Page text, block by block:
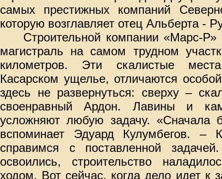
самых престижных компаний
которую возглавляет отец Альберта -
Строительной компании «Марс-
магистраль на самом трудном
километров. Эти скалистые
Касарском ущелье, отличаются
здесь не развернуться: сверху –
своенравный Ардон. Лавины и
усложняют любую задачу. «Сначала
вспоминает Эдуард Кулумбегов. –
справимся с поставленной
освоились, строительство
ходом. Вот сейчас, когда дело идет к